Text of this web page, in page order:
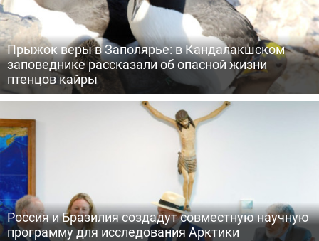
Прыжок веры в Заполярье: в Кандалакшском
заповеднике рассказали об опасной жизни
птенцов кайры
Россия и Бразилия создадут совместную научную
программу для исследования Арктики